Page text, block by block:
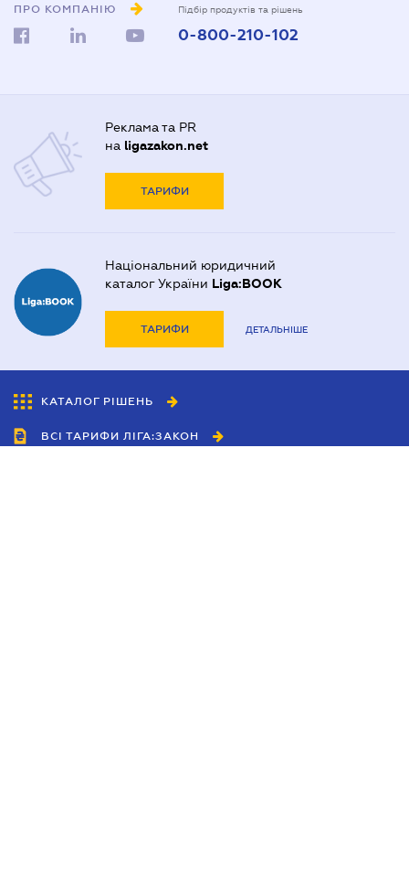
ПРО КОМПАНІЮ Підбір продуктів та рішень
0-800-210-102
Реклама та PR
на ligazakon.net
ТАРИФИ
Національний юридичний
каталог України Liga:BOOK
ТАРИФИ ДЕТАЛЬНІШЕ
КАТАЛОГ РІШЕНЬ
ВСІ ТАРИФИ ЛІГА:ЗАКОН